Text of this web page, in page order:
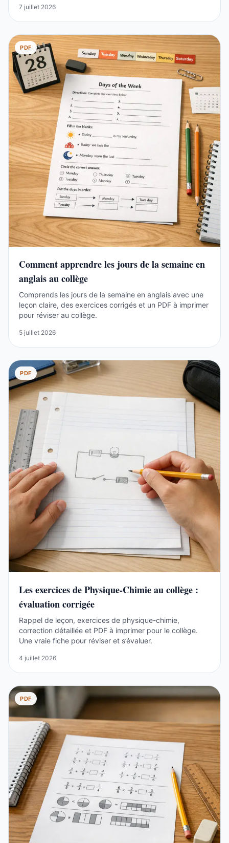
7 juillet 2026
PDF
Comment apprendre les jours de la semaine en
anglais au collège
Comprends les jours de la semaine en anglais avec une
leçon claire, des exercices corrigés et un PDF à imprimer
pour réviser au collège.
5 juillet 2026
PDF
Les exercices de Physique-Chimie au collège :
évaluation corrigée
Rappel de leçon, exercices de physique-chimie,
correction détaillée et PDF à imprimer pour le collège.
Une vraie fiche pour réviser et s’évaluer.
4 juillet 2026
PDF